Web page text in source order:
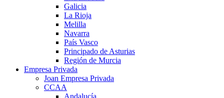
Galicia
La Rioja
Melilla
Navarra
País Vasco
Principado de Asturias
Región de Murcia
Empresa Privada
Joan Empresa Privada
CCAA
Andalucía